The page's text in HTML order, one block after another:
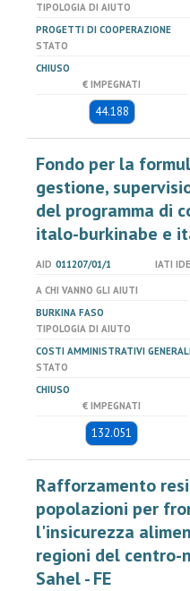
TIPOLOGIA DI AIUTO
PROGETTI DI COOPERAZIONE
STATO
CHIUSO
€ IMPEGNATI
44.188
Fondo per la
gestione,
del programma di
italo-burkinabe e
AID 011207/01/1 IATI
A CHI VANNO GLI AIUTI
BURKINA FASO
TIPOLOGIA DI AIUTO
COSTI AMMINISTRATIVI
STATO
CHIUSO
€ IMPEGNATI
132.051
Rafforzamento
popolazioni per
l'insicurezza
regioni del centro-
Sahel - FE